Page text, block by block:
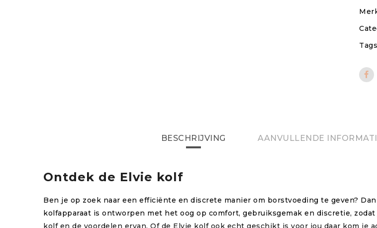
BESCHRIJVING AANVULLENDE
Ontdek de Elvie kolf
Ben je op zoek naar een efficiënte en discrete manier om borstvoeding te geven?
kolfapparaat is ontworpen met het oog op comfort, gebruiksgemak en discretie,
kolf en de voordelen ervan. Of de Elvie kolf ook echt geschikt is voor jou daar kom je